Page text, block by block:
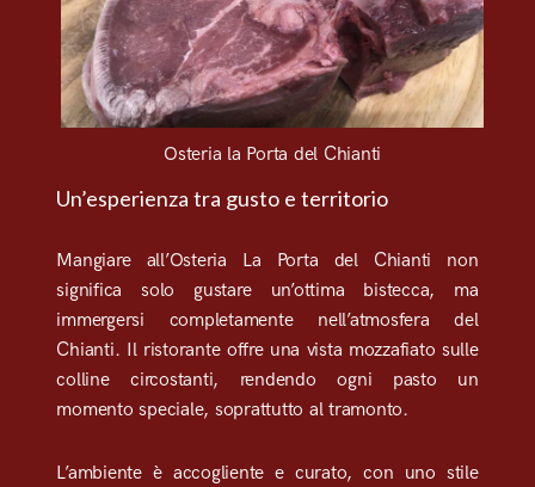
Osteria la Porta del Chianti
Un’esperienza tra gusto e territorio
Mangiare all’Osteria La Porta del Chianti non
significa solo gustare un’ottima bistecca, ma
immergersi completamente nell’atmosfera del
Chianti. Il ristorante offre una vista mozzafiato sulle
colline circostanti, rendendo ogni pasto un
momento speciale, soprattutto al tramonto.
L’ambiente è accogliente e curato, con uno stile